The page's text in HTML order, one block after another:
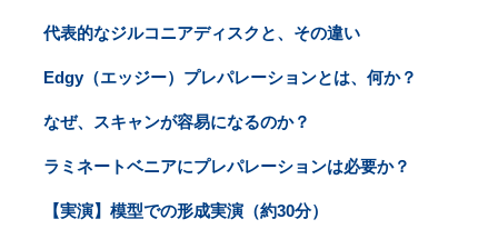
代表的なジルコニアディスクと、その違い
Edgy（エッジー）プレパレーションとは、何か？
なぜ、スキャンが容易になるのか？
ラミネートベニアにプレパレーションは必要か？
【実演】模型での形成実演（約30分）